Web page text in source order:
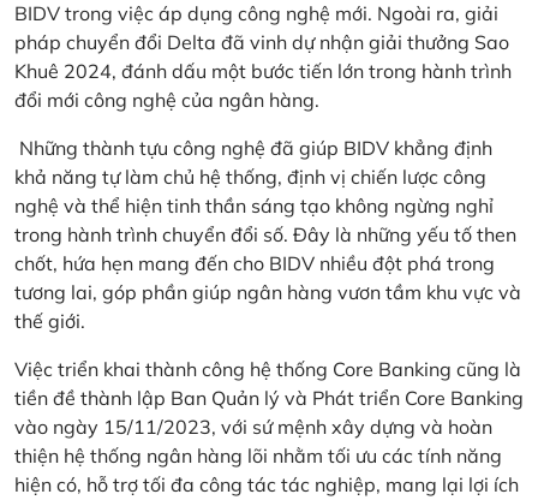
BIDV trong việc áp dụng công nghệ mới. Ngoài ra, giải
pháp chuyển đổi Delta đã vinh dự nhận giải thưởng Sao
Khuê 2024, đánh dấu một bước tiến lớn trong hành trình
đổi mới công nghệ của ngân hàng.
Những thành tựu công nghệ đã giúp BIDV khẳng định
khả năng tự làm chủ hệ thống, định vị chiến lược công
nghệ và thể hiện tinh thần sáng tạo không ngừng nghỉ
trong hành trình chuyển đổi số. Đây là những yếu tố then
chốt, hứa hẹn mang đến cho BIDV nhiều đột phá trong
tương lai, góp phần giúp ngân hàng vươn tầm khu vực và
thế giới.
Việc triển khai thành công hệ thống Core Banking cũng là
tiền đề thành lập Ban Quản lý và Phát triển Core Banking
vào ngày 15/11/2023, với sứ mệnh xây dựng và hoàn
thiện hệ thống ngân hàng lõi nhằm tối ưu các tính năng
hiện có, hỗ trợ tối đa công tác tác nghiệp, mang lại lợi ích